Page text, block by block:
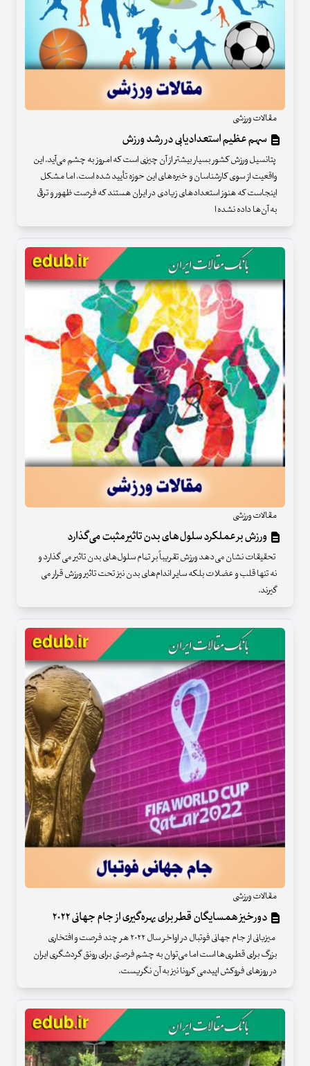
مقالات ورزشی
سهم عظیم استعدادیابی در رشد ورزش
پتانسیل ورزش کشور بسیار بیشتر از آن چیزی است که امروز به چشم می‌آید. این
واقعیت از سوی کارشناسان و خبره‌های این حوزه تأیید شده است، اما مشکل
اینجاست که هنوز استعدادهای زیادی در ایران هستند که فرصت ظهور و ترقی
به آن‌ها داده نشده ا
مقالات ورزشی
ورزش بر عملکرد سلول‌های بدن تاثیر مثبت می‌گذارد
تحقیقات نشان می‌دهد ورزش تقریباً بر تمام سلول‌های بدن تاثیر می گذارد و
نه تنها قلب و عضلات بلکه سایر اندام‌های بدن نیز تحت تاثیر ورزش قرار می
گیرند.
مقالات ورزشی
دورخیز همسایگان قطر برای بهره‌گیری از جام جهانی ۲۰۲۲
میزبانی از جام جهانی فوتبال در اواخر سال ۲۰۲۲ هر چند فرصت و افتخاری
بزرگ برای قطری‌ها است اما می‌توان به چشم فرصتی برای رونق گردشگری ایران
در روزهای فروکش اپیدمی کرونا نیز به آن نگریست.